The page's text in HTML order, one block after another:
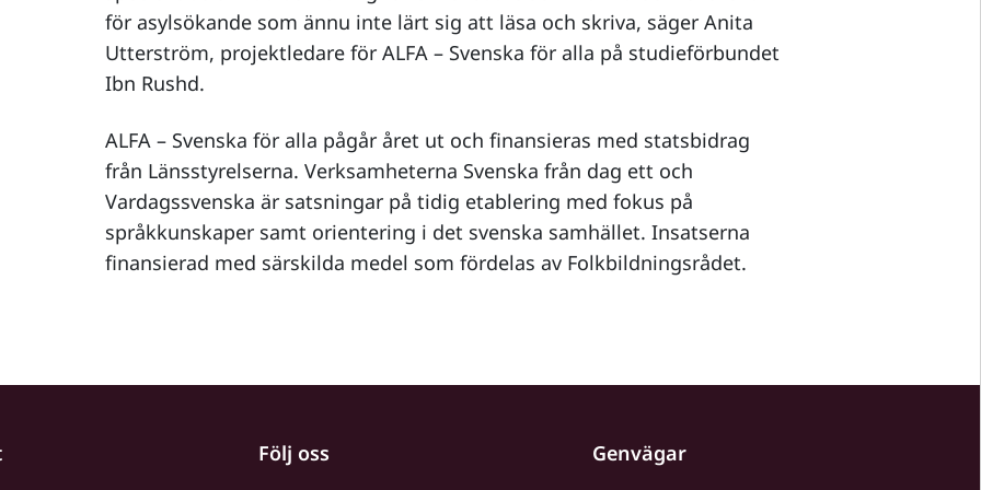
för asylsökande som ännu inte lärt sig att läsa och skriva, säger Anita
Utterström, projektledare för ALFA – Svenska för alla på studieförbundet
Ibn Rushd.
ALFA – Svenska för alla pågår året ut och finansieras med statsbidrag
från Länsstyrelserna. Verksamheterna Svenska från dag ett och
Vardagssvenska är satsningar på tidig etablering med fokus på
språkkunskaper samt orientering i det svenska samhället. Insatserna
finansierad med särskilda medel som fördelas av Folkbildningsrådet.
Följ oss Genvägar